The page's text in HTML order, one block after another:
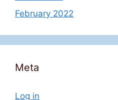
February 2022
Meta
Log in